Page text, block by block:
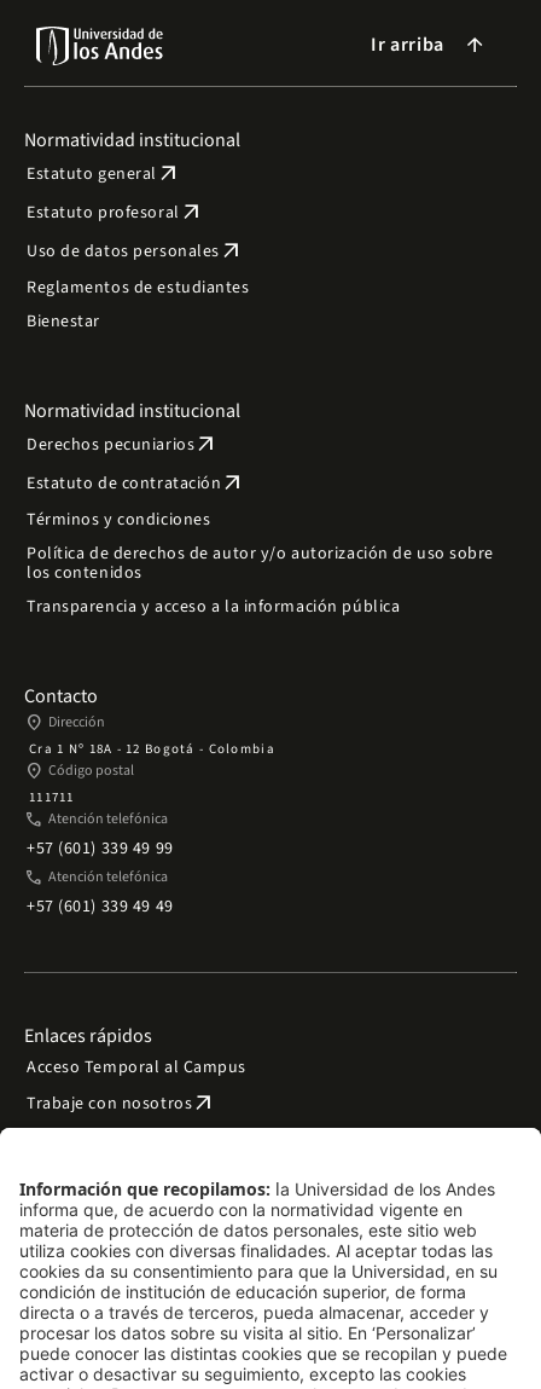
Ir arriba arrow_forward
Normatividad institucional
Estatuto general arrow_outward
Estatuto profesoral arrow_outward
Uso de datos personales arrow_outward
Reglamentos de estudiantes
Bienestar
Normatividad institucional
Derechos pecuniariosarrow_outward
Estatuto de contratación arrow_outward
Términos y condiciones
Política de derechos de autor y/o autorización de uso sobre
los contenidos
Transparencia y acceso a la información pública
Contacto
place Dirección
Cra 1 Nº 18A - 12 Bogotá - Colombia
place Código postal
111711
phone Atención telefónica
+57 (601) 339 49 99
phone Atención telefónica
+57 (601) 339 49 49
Enlaces rápidos
Acceso Temporal al Campus
Trabaje con nosotrosarrow_outward
Preguntas frecuentes
Filantropía y donacionesarrow_outward
Mapa del sitio arrow_outward
Síguenos
LinkedIn